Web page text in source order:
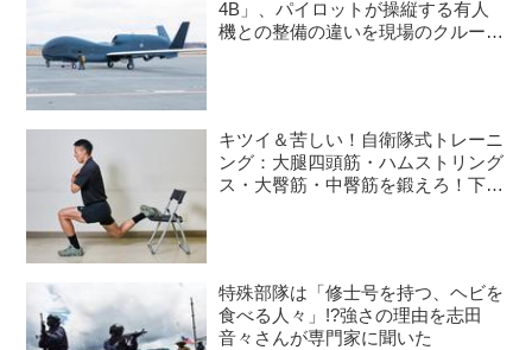
4B」、パイロットが操縦する有人
機との整備の違いを現場のクルーが
キツイ＆苦しい！自衛隊式トレーニ
ング：大腿四頭筋・ハムストリング
ス・大臀筋・中臀筋を鍛えろ！下半
特殊部隊は「修士号を持つ、ヘビを
食べる人々」!?強さの理由を志田
音々さんが専門家に聞いた